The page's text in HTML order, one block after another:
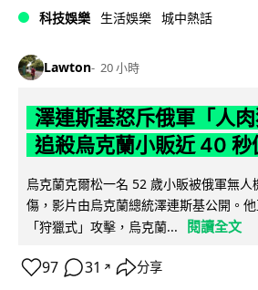
科技娛樂 生活娛樂 城中熱話
Lawton 20 小時
澤連斯基怒斥俄軍「人
追殺烏克蘭小販近 40 秒
烏克蘭克爾松一名 52 歲小販被俄軍無
傷，影片由烏克蘭總統澤連斯基公開。
「狩獵式」攻擊，烏克蘭...
閱讀全文
97 31 ↗ 分享